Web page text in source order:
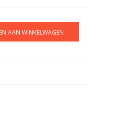
AAN WINKELWAGEN